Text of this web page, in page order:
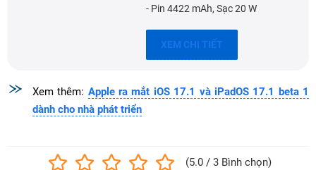
- Pin 4422 mAh, Sạc 20 W
XEM CHI TIẾT
Xem thêm: Apple ra mắt iOS 17.1 và iPadOS 17.1 beta 1
dành cho nhà phát triển
(5.0 / 3 Bình chọn)